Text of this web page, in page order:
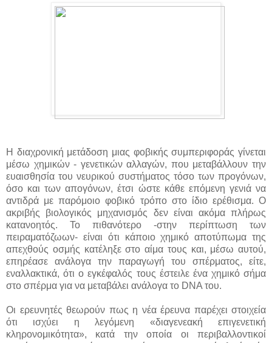
Η διαχρονική μετάδοση μιας φοβικής συμπεριφοράς γίνεται
μέσω χημικών - γενετικών αλλαγών, που μεταβάλλουν την
ευαισθησία του νευρικού συστήματος τόσο των προγόνων,
όσο και των απογόνων, έτσι ώστε κάθε επόμενη γενιά να
αντιδρά με παρόμοιο φοβικό τρόπο στο ίδιο ερέθισμα. Ο
ακριβής βιολογικός μηχανισμός δεν είναι ακόμα πλήρως
κατανοητός. Το πιθανότερο -στην περίπτωση των
πειραματόζωων- είναι ότι κάποιο χημικό αποτύπωμα της
απεχθούς οσμής κατέληξε στο αίμα τους και, μέσω αυτού,
επηρέασε ανάλογα την παραγωγή του σπέρματος, είτε,
εναλλακτικά, ότι ο εγκέφαλός τους έστειλε ένα χημικό σήμα
στο σπέρμα για να μεταβάλει ανάλογα το DNA του.
Οι ερευνητές θεωρούν πως η νέα έρευνα παρέχει στοιχεία
ότι ισχύει η λεγόμενη «διαγενεακή επιγενετική
κληρονομικότητα», κατά την οποία οι περιβαλλοντικοί